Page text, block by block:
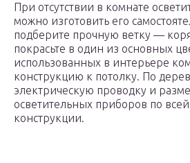
При отсутствии в комнате
можно изготовить его
подберите прочную ветку —
покрасьте в один из основных
использованных в интерьере
конструкцию к потолку. По
электрическую проводку и
осветительных приборов по
конструкции.